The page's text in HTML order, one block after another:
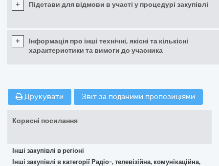
+ Підстави для відмови в участі у процедурі закупівлі
+
Інформація про інші технічні, якісні та кількісні
характеристики та вимоги до учасника
Друкувати Звіт за поданими пропозиціями
Корисні посилання
Інші закупівлі в регіоні
Інші закупівлі в категорії Радіо-, телевізійна, комунікаційна,